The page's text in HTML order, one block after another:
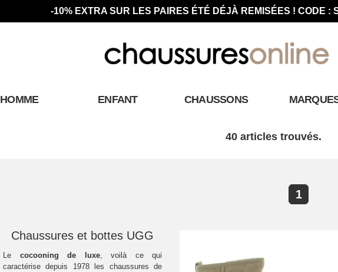
-10% EXTRA SUR LES PAIRES ÉTÉ DÉJÀ REMISÉES ! CODE :
HOMME ENFANT CHAUSSONS
40 articles trouvés.
1
Chaussures et bottes UGG
Le cocooning de luxe, voilà ce qui
caractérise depuis 1978 les chaussures de